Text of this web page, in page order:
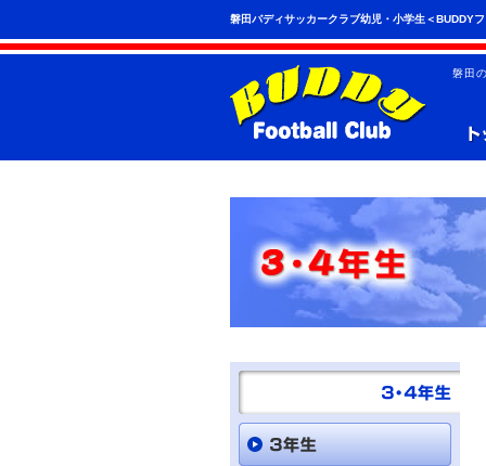
ペ
磐田バディサッカークラブ幼児・小学生＜BUDDY
磐田
ジ